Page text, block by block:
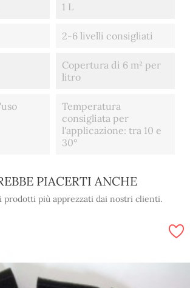
1 L
2-6 livelli consigliati
Copertura di 6 m² per
litro
Temperatura
consigliata per
l'applicazione: tra 10 e
30°
PIACERTI ANCHE
prodotti più apprezzati dai nostri clienti.